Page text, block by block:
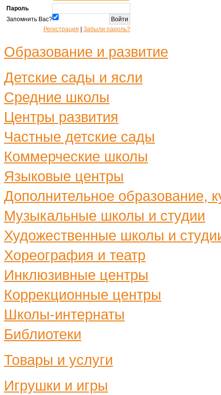
Пароль
Запомнить Вас?
Регистрация
Забыли пароль?
Образование и развитие
Детские сады и ясли
Средние школы
Центры развития
Частные детские сады
Коммерческие школы
Языковые центры
Дополнительное образование,
Музыкальные школы и студии
Художественные школы и
Хореография и театр
Инклюзивные центры
Коррекционные центры
Школы-интернаты
Библиотеки
Товары и услуги
Игрушки и игры